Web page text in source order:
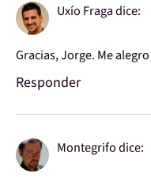
Uxío Fragadice:
Gracias, Jorge. Me
Responder
Montegrifodice: